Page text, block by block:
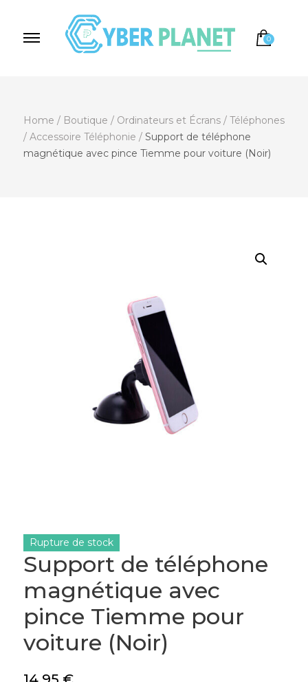
0
Home / Boutique / Ordinateurs et Écrans / Téléphones
/ Accessoire Téléphonie / Support de téléphone
magnétique avec pince Tiemme pour voiture (Noir)
Support de téléphone
magnétique avec
pince Tiemme pour
voiture (Noir)
Rupture de stock